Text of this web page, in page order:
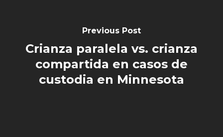
Previous Post
Crianza paralela vs. crianza
compartida en casos de
custodia en Minnesota